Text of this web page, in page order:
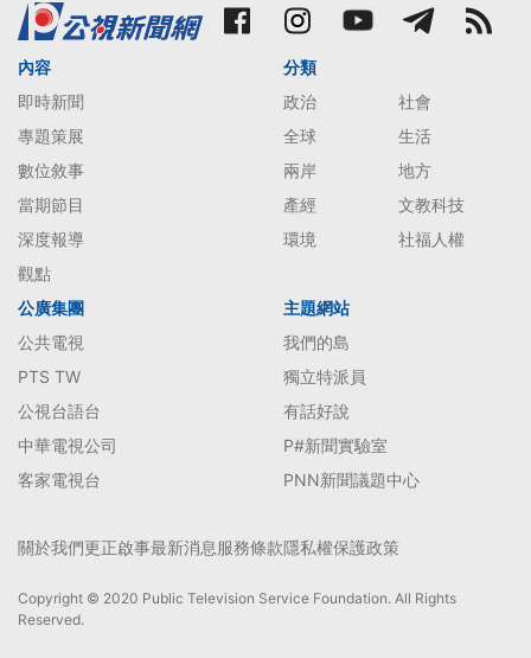
內容
即時新聞
專題策展
數位敘事
當期節目
深度報導
觀點
分類
政治
社會
全球
生活
兩岸
地方
產經
文教科技
環境
社福人權
公廣集團
公共電視
PTS TW
公視台語台
中華電視公司
客家電視台
主題網站
我們的島
獨立特派員
有話好說
P#新聞實驗室
PNN新聞議題中心
關於我們更正啟事最新消息服務條款隱私權保護政策
Copyright © 2020 Public Television Service Foundation. All Rights
Reserved.